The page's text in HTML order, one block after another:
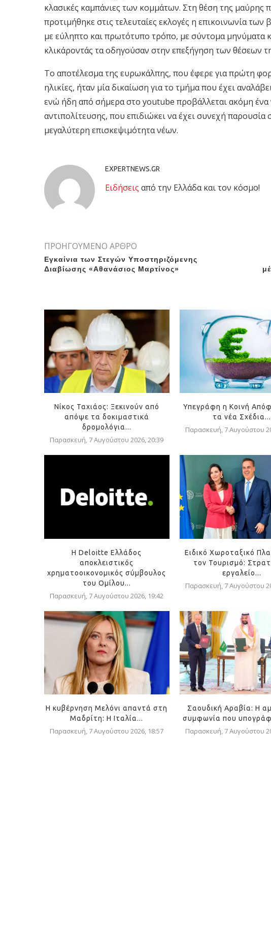
κλασικές καμπάνιες των κομμάτων. Στη θέση της μαύρης
προτιμήθηκε στις τελευταίες εκλογές η επικοινωνία
με εύληπτο και πρωτότυπο τρόπο, με σύντομα μηνύματα
κλικάροντάς τα οδηγούσαν στην επεξήγηση των θέσεων
Το αποτέλεσμα της ευρωκάλπης, που έφερε για πρώτη
ηλικίες, ήταν μία δικαίωση για το τμήμα που έχει
ενώ ήδη από σήμερα στο youtube προβάλλεται ακόμη ένα
αντιπολίτευσης, που επιδιώκει να έχει συνεχή
μεγαλύτερη επισκεψιμότητα νέων.
EXPERTNEWS.GR
Eιδήσεις από την Ελλάδα και τον κόσμο!
ΠΡΟΗΓΟΥΜΕΝΟ ΑΡΘΡΟ
Εγκαίνια των Στεγών Υποστηριζόμενης
Διαβίωσης «Αθανάσιος Μαρτίνος»
Νίκος Ταχιάος: Ξεκινούν από
απόψε τα δοκιμαστικά
δρομολόγια...
Παρασκευή, 7 Αυγούστου 2026, 20:39
Υπεγράφη η Κοινή
τα νέα Σχέδια...
Παρασκευή, 7 Αυγούστου
Η Deloitte Ελλάδος
αποκλειστικός
χρηματοοικονομικός σύμβουλος
του Ομίλου...
Παρασκευή, 7 Αυγούστου 2026, 19:42
Ειδικό Χωροταξικό
τον Τουρισμό:
εργαλείο...
Παρασκευή, 7 Αυγούστου
Η κυβέρνηση Μελόνι απαντά στη
Μαδρίτη: Η Ιταλία...
Παρασκευή, 7 Αυγούστου 2026, 18:57
Σαουδική Αραβία: Η
συμφωνία που
Παρασκευή, 7 Αυγούστου